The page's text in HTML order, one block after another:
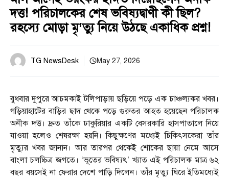
দত্ত! পরিচালকের শেষ ভবিষ্যদ্বাণী কী ছিল?
রহস্যে মোড়া মৃ’ত্যু নিয়ে উঠছে একাধিক প্রশ্ন!
TG NewsDesk May 27, 2026
বুধবার দুপুরে আচমকাই টলিপাড়ায় ছড়িয়ে পড়ে এক চাঞ্চল্যকর খবর।
গড়িয়াহাটের বাড়ির ছাদ থেকে পড়ে গুরুতর আহত হয়েছেন পরিচালক
অনীক দত্ত। দ্রুত তাঁকে ঢাকুরিয়ার একটি বেসরকারি হাসপাতালে নিয়ে
যাওয়া হলেও শেষরক্ষা হয়নি। কিছুক্ষণের মধ্যেই চিকিৎসকেরা তাঁর
মৃত্যুর খবর জানান। আর তারপর থেকেই শোকের ছায়া নেমে আসে
বাংলা চলচ্চিত্র জগতে। ‘ভূতের ভবিষ্যৎ’ খ্যাত এই পরিচালক মাত্র ৬২
বছর বয়সেই না ফেরার দেশে পাড়ি দিলেন। তাঁর মৃত্যু ঘিরে ইতিমধ্যেই